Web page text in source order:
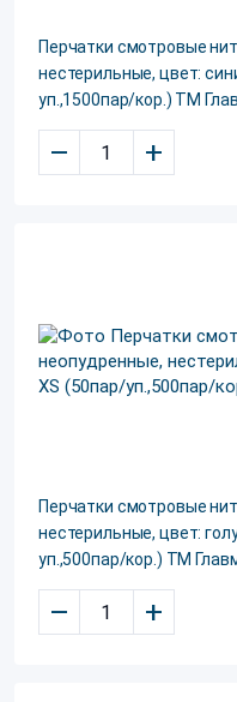
Перчатки смотровые
нестерильные, цвет:
уп.,1500пар/кор.) ТМ
– +
Перчатки смотровые
нестерильные, цвет:
уп.,500пар/кор.) ТМ
– +